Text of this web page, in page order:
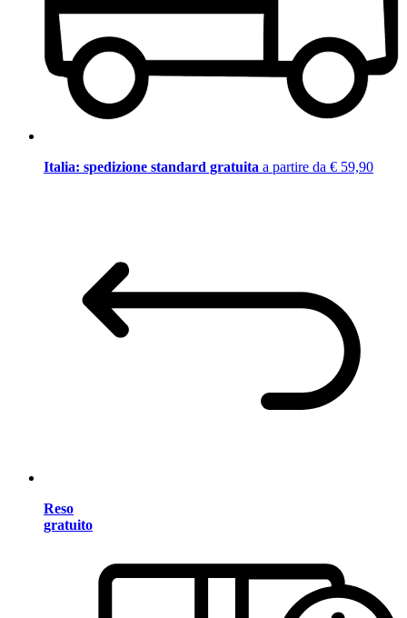
Italia: spedizione standard gratuita a partire da € 59,90
Reso
gratuito